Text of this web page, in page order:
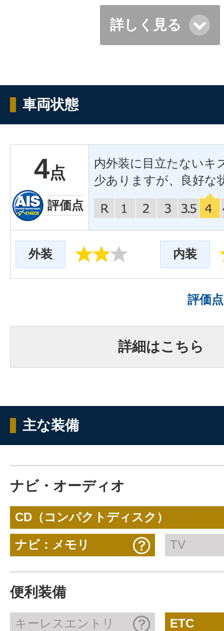
詳しく見る
車両状態
4点
評価点
内外装に目立たないキ
少ありますが、良好な
外装 内装
評価
詳細はこちら
主な装備
ナビ・オーディオ
CD（コンパクトディスク）
ナビ：メモリ TV
便利装備
キーレスエントリ ETC